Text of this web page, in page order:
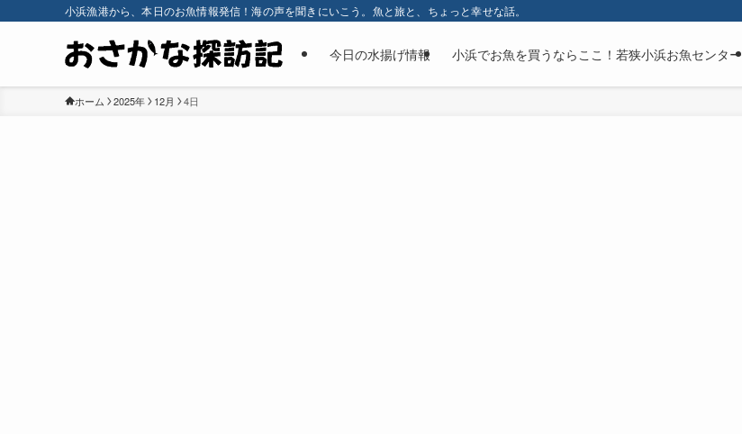
小浜漁港から、本日のお魚情報発信！海の声を聞きにいこう。魚と旅と、ちょっと幸せな話。
今日の水揚げ情報 小浜でお魚を買うならここ！若狭小浜お魚センター
ホーム 2025年 12月 4日